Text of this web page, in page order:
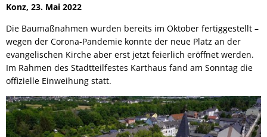
Konz, 23. Mai 2022
Die Baumaßnahmen wurden bereits im Oktober fertiggestellt –
wegen der Corona-Pandemie konnte der neue Platz an der
evangelischen Kirche aber erst jetzt feierlich eröffnet werden.
Im Rahmen des Stadtteilfestes Karthaus fand am Sonntag die
offizielle Einweihung statt.